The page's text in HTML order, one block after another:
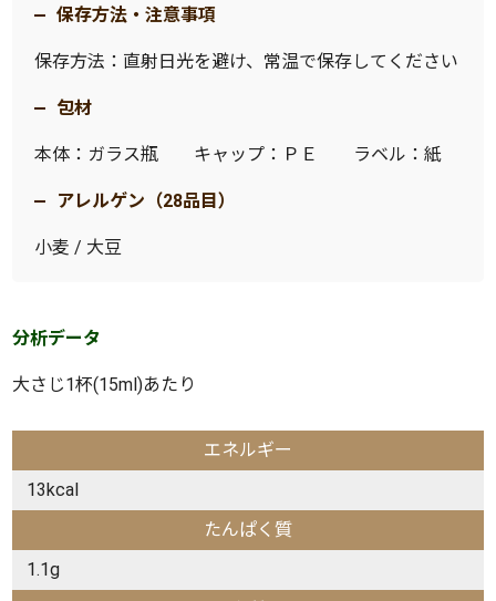
保存方法・注意事項
保存方法：直射日光を避け、常温で保存してください
包材
本体：ガラス瓶 キャップ：ＰＥ ラベル：紙
アレルゲン（28品目）
小麦 / 大豆
分析データ
大さじ1杯(15ml)あたり
エネルギー
13kcal
たんぱく質
1.1g